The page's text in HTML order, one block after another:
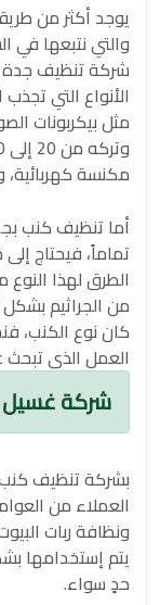
يوجد أكثر من
والتي نتبعها في
شركة تنظيف جدة
الأنواع التي
مثل بيكربونات
مكنسة
أما تنظيف كنب
تماماً، فيحتاج
الطرق لهذا
من الجراثيم
كان نوع الكنب،
العمل الذي تبحث
شركة
بشركة تنظيف
العملاء من
ونظافة ربات
يتم إستخدامها
حدٍ سواء.